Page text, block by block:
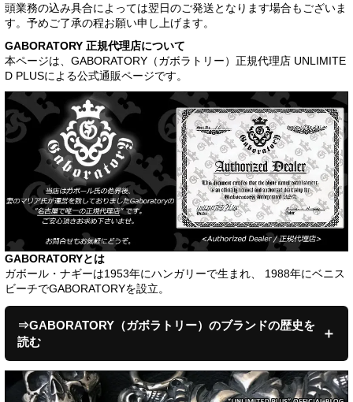
頭業務の込み具合によっては翌日のご発送となります場合もございま
す。予めご了承の程お願い申し上げます。
GABORATORY 正規代理店について
本ページは、GABORATORY（ガボラトリー）正規代理店 UNLIMITE
D PLUSによる公式通販ページです。
GABORATORYとは
ガボール・ナギーは1953年にハンガリーで生まれ、 1988年にベニス
ビーチでGABORATORYを設立。
⇒GABORATORY（ガボラトリー）のブランドの歴史を
読む